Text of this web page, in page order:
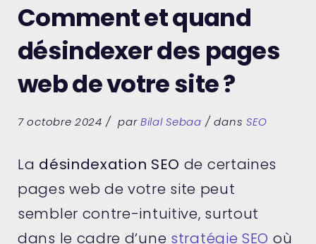
Comment et quand
désindexer des pages
web de votre site ?
7 octobre 2024 parBilal Sebaa dans SEO
La désindexation SEO de certaines
pages web de votre site peut
sembler contre-intuitive, surtout
dans le cadre d’une stratégie SEO où